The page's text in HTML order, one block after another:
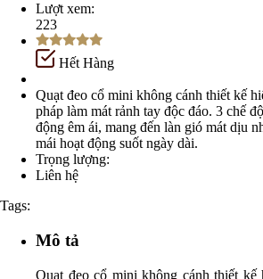
Lượt xem:
223
Hết Hàng
Quạt đeo cổ mini không cánh thiết kế
pháp làm mát rảnh tay độc đáo. 3 chế
động êm ái, mang đến làn gió mát dịu
mái hoạt động suốt ngày dài.
Trọng lượng:
Liên hệ
Tags:
Mô tả
Quạt đeo cổ mini không cánh thiết kế